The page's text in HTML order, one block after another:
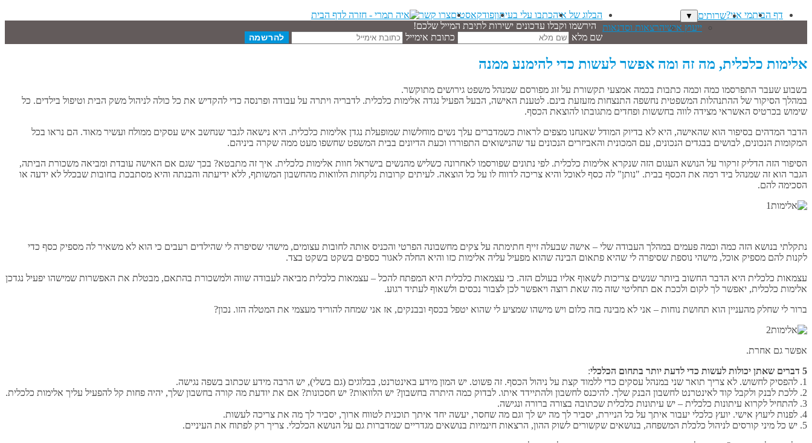
דף הביתמי אני?שרותים ▼
ייעוץ אישיהרצאות וסדנאות
הבלוג של איהכתבו עלי בעיתוןפודקאסטיםצרו קשר
הירשמו וקבלו עדכונים ישירות לתיבת המייל שלכם!
שם מלא
כתובת אימייל
אלימות כלכלית, מה זה ומה אפשר לעשות כדי להימנע ממנה
בשבוע שעבר התפרסמו כמה וכמה כתבות בכמה אמצעי תקשורת על זוג מפורסם שמנהל משפט גירושים מתוקשר.
במהלך הסיקור של ההתנהלות המשפטית נחשפה התנצחות מזעזעת בינם. לטענת האישה, הבעל הפעיל נגדה אלימות כלכלית. לדבריה ויתרה על עבודה ופרנסה כדי להקדיש את כל כולה לניהול משק הבית וטיפול בילדים. כל
שימוש בכרטיס האשראי מצידה לווה בחששות ופחדים מתגובתו להוצאת הכסף.
הדבר המדהים בסיפור הוא שהאישה, היא לא בדיוק המודל שאנחנו מצפים לראות כשמדברים עלך נשים מוחלשות שמופעלת נגדן אלימות כלכלית. היא נישאה לגבר שנחשב איש עסקים ממולח ועשיר מאוד. הם נראו בכל
המקומות הנכונים, לבושים בבגדים הנכונים, עם המכונית והאביזרים הנכונים עד שהנישואים התפוררו וכעת הדיונים בבית המשפט שחשפו מעט ממה שקרה ביניהם.
הסיפור הזה הדליק זרקור על הנושא העגום הזה שנקרא אלימות כלכלית. לפי נתונים שפורסמו לאחרונה כשליש מהנשים בישראל חוות אלימות כלכלית. איך זה מתבטא? בכך שגם אם האישה עובדת ומביאה משכורת הביתה,
הגבר הוא זה שמנהל ביד רמה את הכסף בבית. "נותן" לה כסף לאוכל והיא צריכה לדווח לו על כל הוצאה. לעיתים קרובות נלקחות הלוואות מהחשבון המשותף, ללא ידיעתה והבנתה והיא מסתבכת בחובות שבכלל לא ידעה או
הסכימה להם.
נתקלתי בנושא הזה כמה וכמה פעמים במהלך העבודה שלי – אישה שבעלה זייף חתימתה על צקים מחשבונה הפרטי והכניס אותה לחובות עצומים, מישהי שסיפרה לי שהילדים רעבים כי הוא לא משאיר לה מספיק כסף כדי
לקנות להם מספיק אוכל, מישהי נוספת שסיפרה לי שהיא פתאום הבינה שהוא מפעיל עליה אלימות כזו והיא החלה לאגור כספים בשקט בשקט בצד.
עצמאות כלכלית היא הדבר החשוב ביותר שנשים צריכות לשאוף אליו בעולם הזה. כי עצמאות כלכלית היא המפתח להכל – עצמאות כלכלית מביאה לעבודה שווה ולמשכורת בהתאם, מבטלת את האפשרות שמישהו יפעיל נגדכן
אלימות כלכלית, יאפשר לך לקום ולככת אם תחליטי שזה מה שאת רוצה ויאפשר לכן לצבור נכסים ולשאוף לעתיד רגוע.
ברור לי שחלק מהעניין הוא תחושת נוחות – אני לא מבינה בזה כלום ויש מישהו שמציע לי שהוא יטפל בכסף ובבנקים, אז אני שמחה להוריד מעצמי את המטלה הזו. נכון?
אפשר גם אחרת.
5 דברים שאתן יכולות לעשות כדי לדעת יותר בתחום הכלכלי
:
1. להפסיק לחשוש. לא צריך תואר שני במנהל עסקים כדי ללמוד קצת על ניהול הכסף. זה פשוט. יש המון מידע באינטרנט, בבלוגים (גם בשלי), יש הרבה מידע שכתוב בשפה נגישה.
2. ללכת לבנק ולקבל קוד לאינטרנט לחשבון הבנק שלך. להיכנס לחשבון ולהתיידד איתו. לבדוק כמה היתרה בחשבון? יש הלוואות? יש חסכונות? אם את יודעת מה קורה בחשבון שלך, יהיה פחות קל להפעיל עליך אלימות כלכלית.
3. להתחיל לקרוא עיתונות כלכלית – יש עיתונות כלכלית שכתובה בצורה ברורה ונגישה.
4. לפנות ליעוץ אישי. יועץ כלכלי יעבור איתך על כל הניירת, יסביר לך מה יש לך וגם מה שחסר, יעשה יחד איתך תוכנית לטווח ארוך, יסביר לך מה את צריכה לעשות.
5. יש כל מיני קורסים לניהול כלכלת המשפחה, בנושאים שקשורים לשוק ההון, הרצאות חינמיות בנושאים מגדריים שמדברות גם על הנושא הכלכלי. צריך רק לפתוח את העיניים.